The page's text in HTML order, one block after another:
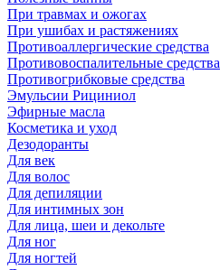
При травмах и ожогах
При ушибах и растяжениях
Противоаллергические средства
Противовоспалительные средства
Противогрибковые средства
Эмульсии Рициниол
Эфирные масла
Косметика и уход
Дезодоранты
Для век
Для волос
Для депиляции
Для интимных зон
Для лица, шеи и декольте
Для ног
Для ногтей